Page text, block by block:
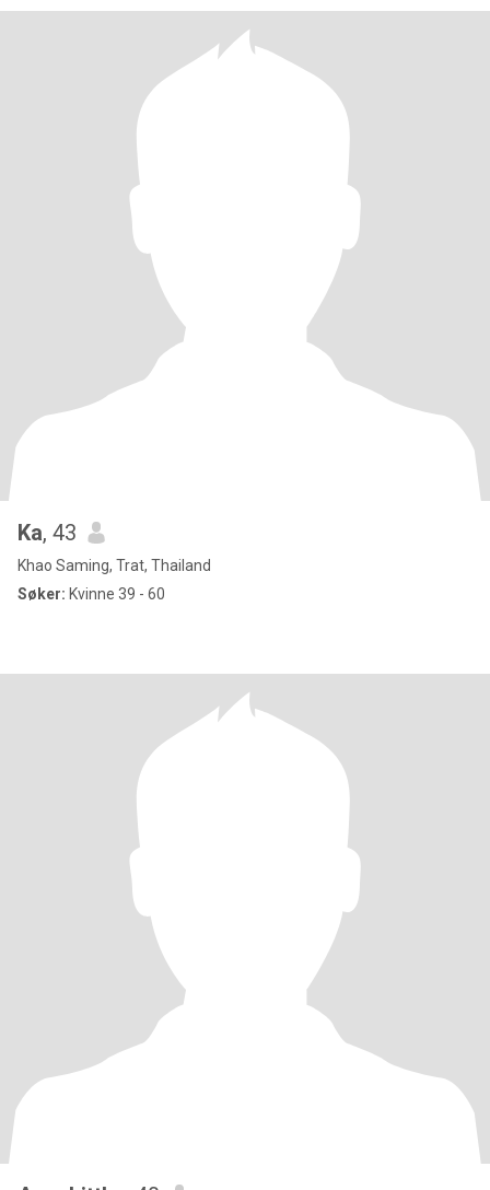
Ka, 43
Khao Saming, Trat, Thailand
Søker: Kvinne 39 - 60